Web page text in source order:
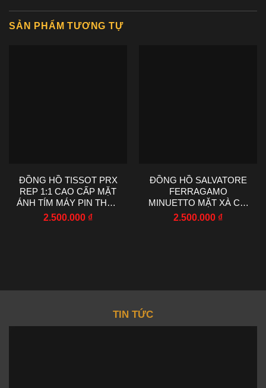
SẢN PHẨM TƯƠNG TỰ
ĐỒNG HỒ TISSOT PRX
REP 1:1 CAO CẤP MẶT
ÁNH TÍM MÁY PIN THỤY
SỸ 40MM
2.500.000 ₫
ĐỒNG HỒ SALVATORE
FERRAGAMO
MINUETTO MẶT XÀ CỪ
DÂY DA LIKE AUTH
2.500.000 ₫
TIN TỨC